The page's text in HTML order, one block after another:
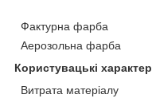
Фактурна фарба
Аерозольна фарба
Користувацькі
Витрата матеріалу